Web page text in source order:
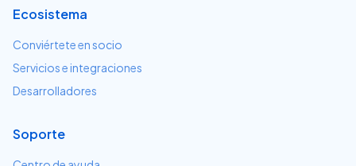
Ecosistema
Conviértete en socio
Servicios e integraciones
Desarrolladores
Soporte